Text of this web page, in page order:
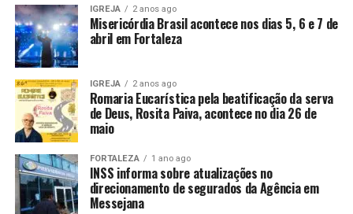
IGREJA 2 anos ago
Misericórdia Brasil acontece nos dias 5, 6 e 7 de
abril em Fortaleza
IGREJA 2 anos ago
Romaria Eucarística pela beatificação da serva
de Deus, Rosita Paiva, acontece no dia 26 de
maio
FORTALEZA 1 ano ago
INSS informa sobre atualizações no
direcionamento de segurados da Agência em
Messejana